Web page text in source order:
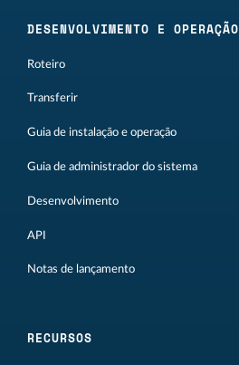
DESENVOLVIMENTO E OPERAÇÃO
Roteiro
Transferir
Guia de instalação e operação
Guia de administrador do sistema
Desenvolvimento
API
Notas de lançamento
RECURSOS